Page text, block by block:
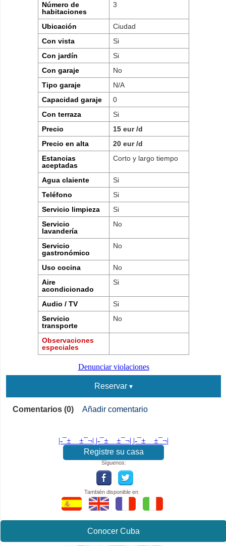
Número de
habitaciones
3
Ubicación
Ciudad
Con vista
Si
Con jardín
Si
Con garaje
No
Tipo garaje
N/A
Capacidad garaje
0
Con terraza
Si
Precio
15 eur /d
Precio en alta
20 eur /d
Estancias
aceptadas
Corto y largo tiempo
Agua claiente
Si
Teléfono
Si
Servicio limpieza
Si
Servicio
lavandería
No
Servicio
gastronómico
No
Uso cocina
No
Aire
acondicionado
Si
Audio / TV
Si
Servicio
transporte
No
Observaciones
especiales
Denunciar violaciones
Reservar
Comentarios (0) Añadir comentario
|-¯±­__­±¯¬| |-¯±­__­±¯¬| |-¯±­__­±¯¬|
Registre su casa
Síguenos:
También disponible en
Conocer Cuba